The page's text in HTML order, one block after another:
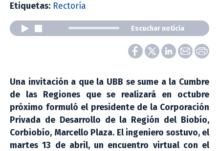
Etiquetas: Rectoría
Escuchar noticia
Una invitación a que la UBB se sume a la Cumbre
de las Regiones que se realizará en octubre
próximo formuló el presidente de la Corporación
Privada de Desarrollo de la Región del Biobío,
Corbiobío, Marcello Plaza. El ingeniero sostuvo, el
martes 13 de abril, un encuentro virtual con el